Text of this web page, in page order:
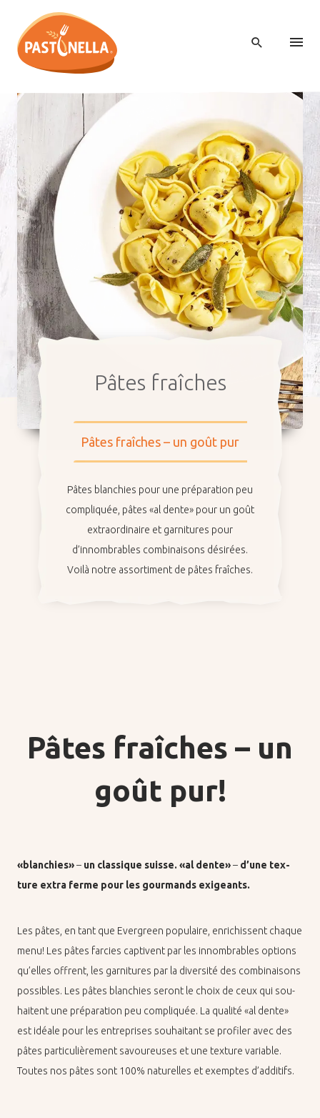
Durabilité
Nos influenceurs
Carrières
Équipe de vente
DE FR
Pâtes fraîches
Pâtes fraîches – un goût pur
Pâtes blanchies pour une préparation peu
compliquée, pâtes «al dente» pour un goût
extraordinaire et garnitures pour
d’innombrables combinaisons désirées.
Voilà notre assortiment de pâtes fraîches.
Pâtes fraîches – un
goût pur!
«blan­chies»– un clas­sique suisse. «al dente»– d’une tex­
ture ex­tra ferme pour les gour­mands exi­geants.
Les pâtes, en tant que Ever­green po­pu­laire, en­ri­chissent chaque
menu! Les pâtes far­cies cap­tivent par les in­nom­brables op­tions
qu’elles offrent, les gar­ni­tures par la di­ver­sité des com­bi­nai­sons
pos­sibles. Les pâtes blan­chies se­ront le choix de ceux qui sou­
haitent une pré­pa­ra­tion peu com­pli­quée. La qua­lité «al dente»
est idéale pour les en­tre­prises sou­hai­tant se pro­fi­ler avec des
pâtes par­ti­cu­liè­re­ment sa­vou­reuses et une tex­ture va­riable.
Toutes nos pâtes sont 100% na­tu­relles et exemptes d’ad­di­tifs.